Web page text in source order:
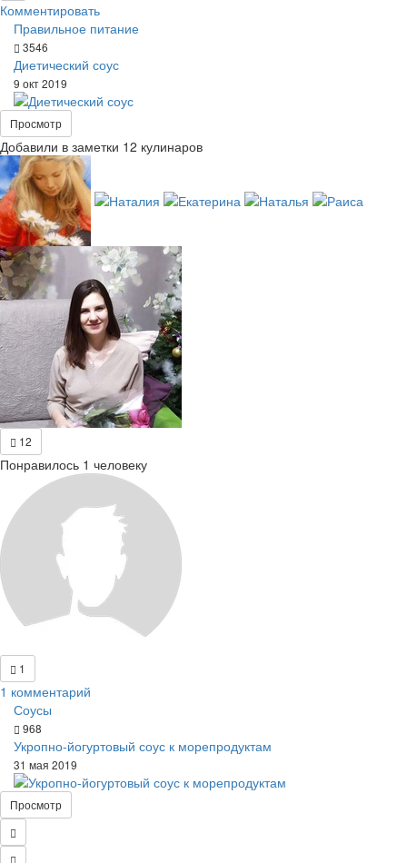
Комментировать
Правильное питание
3546
Диетический соус
9 окт 2019
Просмотр
Добавили в заметки 12 кулинаров
12
Понравилось 1 человеку
1
1 комментарий
Соусы
968
Укропно-йогуртовый соус к морепродуктам
31 мая 2019
Просмотр